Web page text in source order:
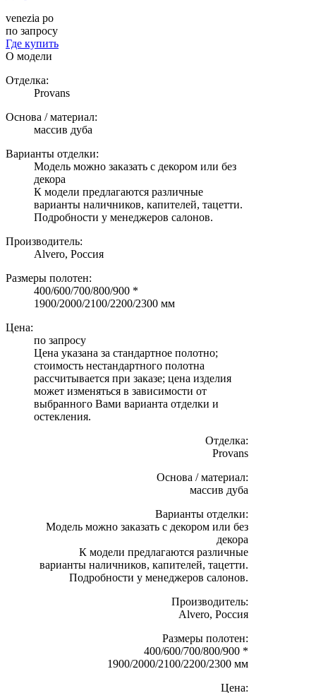
venezia po
по запросу
Где купить
О модели
Отделка:
Provans
Основа / материал:
массив дуба
Варианты отделки:
Модель можно заказать с декором или без
декора
К модели предлагаются различные
варианты наличников, капителей, тацетти.
Подробности у менеджеров салонов.
Производитель:
Alvero, Россия
Размеры полотен:
400/600/700/800/900 *
1900/2000/2100/2200/2300 мм
Цена:
по запросу
Цена указана за стандартное полотно;
стоимость нестандартного полотна
рассчитывается при заказе; цена изделия
может изменяться в зависимости от
выбранного Вами варианта отделки и
остекления.
Отделка:
Provans
Основа / материал:
массив дуба
Варианты отделки:
Модель можно заказать с декором или без
декора
К модели предлагаются различные
варианты наличников, капителей, тацетти.
Подробности у менеджеров салонов.
Производитель:
Alvero, Россия
Размеры полотен:
400/600/700/800/900 *
1900/2000/2100/2200/2300 мм
Цена: